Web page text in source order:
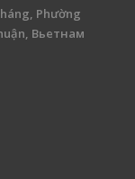
Phường
Вьетнам